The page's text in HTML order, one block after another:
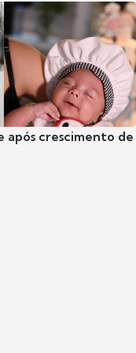
crescimento de